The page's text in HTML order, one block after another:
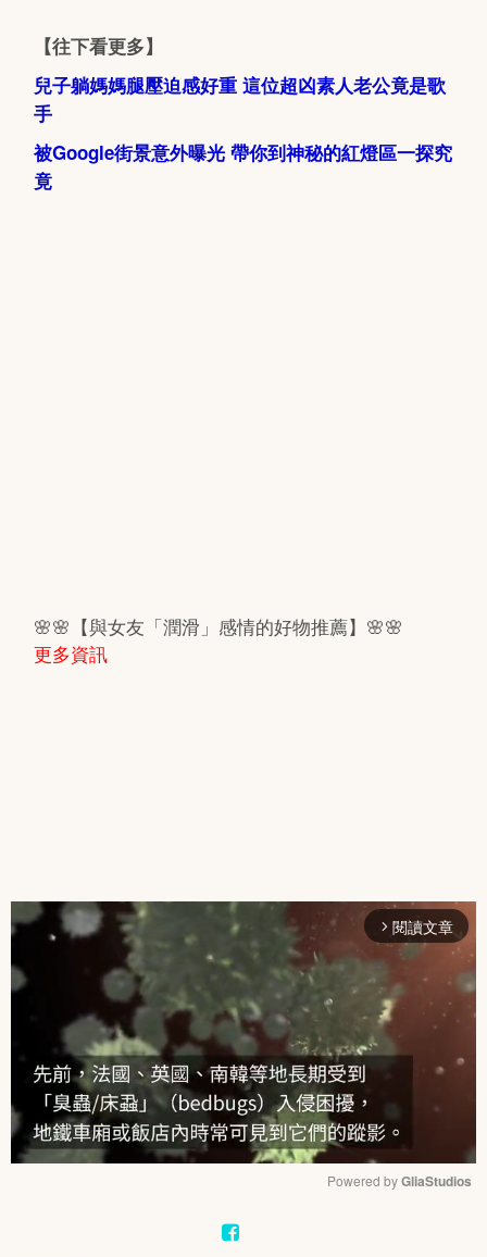
【往下看更多】
兒子躺媽媽腿壓迫感好重 這位超凶素人老公竟是歌
手
被Google街景意外曝光 帶你到神秘的紅燈區一探究
竟
🌸🌸【與女友「潤滑」感情的好物推薦】🌸🌸
更多資訊
arrow_forward_ios 閱讀文章
Powered by GliaStudios